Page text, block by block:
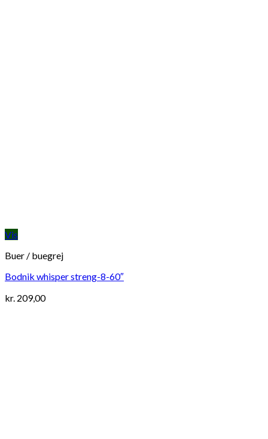
Vis
Buer / buegrej
Bodnik whisper streng-8-60″
kr. 209,00